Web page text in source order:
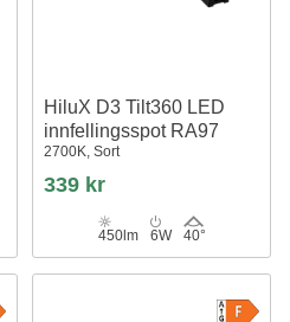
HiluX D3 Tilt360 LED
innfellingsspot RA97
2700K, Sort
339 kr
450lm 6W 40°